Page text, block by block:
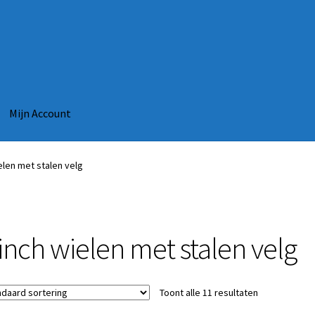
Mijn Account
met stalen velg
wielen met stalen velg
Toont alle 11 resultaten